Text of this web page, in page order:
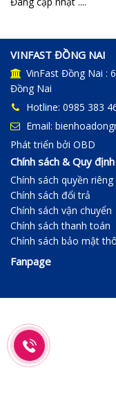
VINFAST ĐỒNG NAI
VinFast Đồng Nai :
Đồng Nai
Hotline: 0985 383
Email:
Phát triển bởi OBD
Chính sách & Quy định
Chính sách quyền
Chính sách đổi trả
Chính sách vận chuyển
Chính sách thanh toán
Chính sách bảo mật
Fanpage